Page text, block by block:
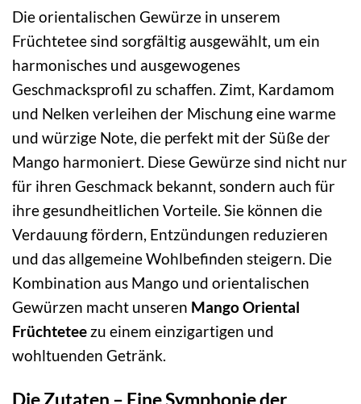
Die orientalischen Gewürze in unserem
Früchtetee sind sorgfältig ausgewählt, um ein
harmonisches und ausgewogenes
Geschmacksprofil zu schaffen. Zimt, Kardamom
und Nelken verleihen der Mischung eine warme
und würzige Note, die perfekt mit der Süße der
Mango harmoniert. Diese Gewürze sind nicht nur
für ihren Geschmack bekannt, sondern auch für
ihre gesundheitlichen Vorteile. Sie können die
Verdauung fördern, Entzündungen reduzieren
und das allgemeine Wohlbefinden steigern. Die
Kombination aus Mango und orientalischen
Gewürzen macht unseren Mango Oriental
Früchtetee zu einem einzigartigen und
wohltuenden Getränk.
Die Zutaten – Eine Symphonie der